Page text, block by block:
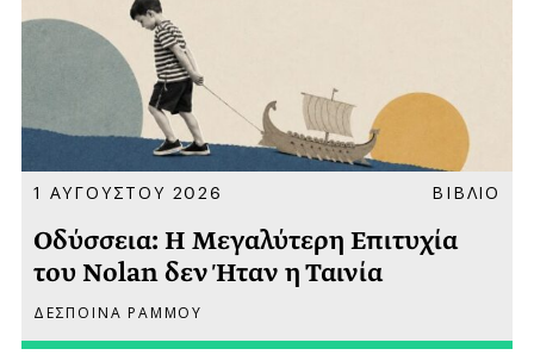
1 ΑΥΓΟΥΣΤΟΥ 2026 ΒΙΒΛΙΟ
Οδύσσεια: Η Μεγαλύτερη Επιτυχία
του Nolan δεν Ήταν η Ταινία
ΔΕΣΠΟΙΝΑ ΡΑΜΜΟΥ